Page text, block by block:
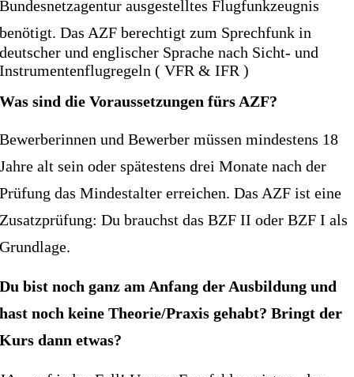
Bundesnetzagentur ausgestelltes Flugfunkzeugnis
benötigt. Das AZF berechtigt zum Sprechfunk in
deutscher und englischer Sprache nach Sicht-und
Instrumentenflugregeln ( VFR & IFR )
Was sind die Voraussetzungen fürs AZF?
Bewerberinnen und Bewerber müssen mindestens 18
Jahre alt sein oder spätestens drei Monate nach der
Prüfung das Mindestalter erreichen. Das AZF ist eine
Zusatzprüfung: Du brauchst das BZF II oder BZF I als
Grundlage.
Du bist noch ganz am Anfang der Ausbildung und
hast noch keine Theorie/Praxis gehabt? Bringt der
Kurs dann etwas?